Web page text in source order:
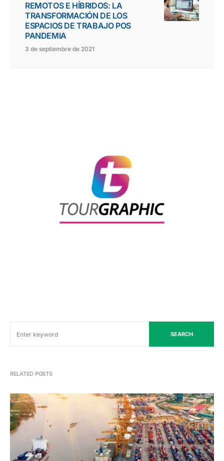
REMOTOS E HÍBRIDOS: LA
TRANSFORMACIÓN DE LOS
ESPACIOS DE TRABAJO POS
PANDEMIA
3 de septiembre de 2021
SEARCH
RELATED POSTS